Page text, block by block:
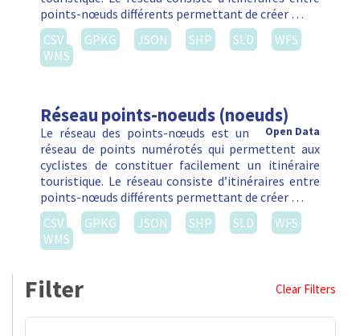
points-nœuds différents permettant de créer …
CSV
GPKG JSON SHP SLD
WFS
WMS
Réseau points-noeuds (noeuds)
Open Data
Le réseau des points-nœuds est un
réseau de points numérotés qui permettent aux
cyclistes de constituer facilement un itinéraire
touristique. Le réseau consiste d’itinéraires entre
points-nœuds différents permettant de créer …
CSV
GPKG JSON SHP SLD
WFS
WMS
Filter Clear Filters